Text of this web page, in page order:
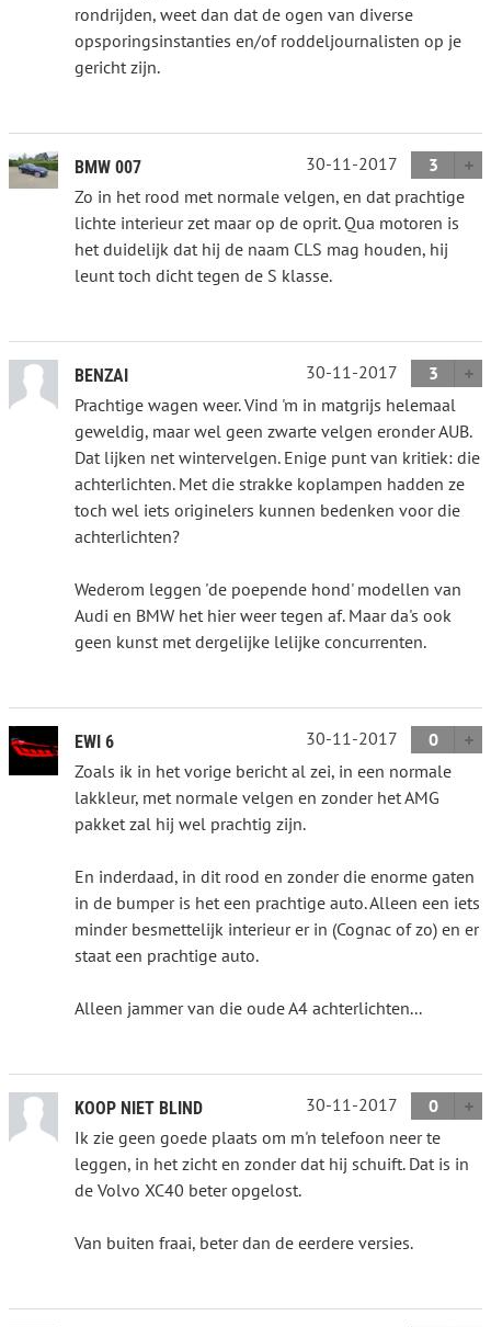
rondrijden, weet dan dat de ogen van diverse
opsporingsinstanties en/of roddeljournalisten op je
gericht zijn.
BMW 007 30-11-2017
3
Zo in het rood met normale velgen, en dat prachtige
lichte interieur zet maar op de oprit. Qua motoren is
het duidelijk dat hij de naam CLS mag houden, hij
leunt toch dicht tegen de S klasse.
BENZAI 30-11-2017
3
Prachtige wagen weer. Vind 'm in matgrijs helemaal
geweldig, maar wel geen zwarte velgen eronder AUB.
Dat lijken net wintervelgen. Enige punt van kritiek: die
achterlichten. Met die strakke koplampen hadden ze
toch wel iets originelers kunnen bedenken voor die
achterlichten?
Wederom leggen 'de poepende hond' modellen van
Audi en BMW het hier weer tegen af. Maar da's ook
geen kunst met dergelijke lelijke concurrenten.
EWI 6 30-11-2017
0
Zoals ik in het vorige bericht al zei, in een normale
lakkleur, met normale velgen en zonder het AMG
pakket zal hij wel prachtig zijn.
En inderdaad, in dit rood en zonder die enorme gaten
in de bumper is het een prachtige auto. Alleen een iets
minder besmettelijk interieur er in (Cognac of zo) en er
staat een prachtige auto.
Alleen jammer van die oude A4 achterlichten...
KOOP NIET BLIND 30-11-2017
0
Ik zie geen goede plaats om m'n telefoon neer te
leggen, in het zicht en zonder dat hij schuift. Dat is in
de Volvo XC40 beter opgelost.
Van buiten fraai, beter dan de eerdere versies.